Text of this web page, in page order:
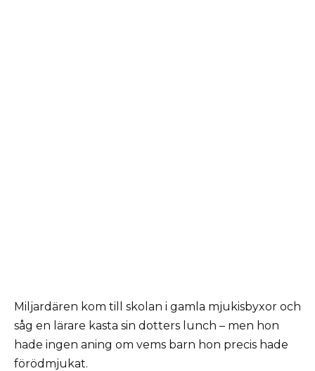
Miljardären kom till skolan i gamla mjukisbyxor och
såg en lärare kasta sin dotters lunch – men hon
hade ingen aning om vems barn hon precis hade
förödmjukat.